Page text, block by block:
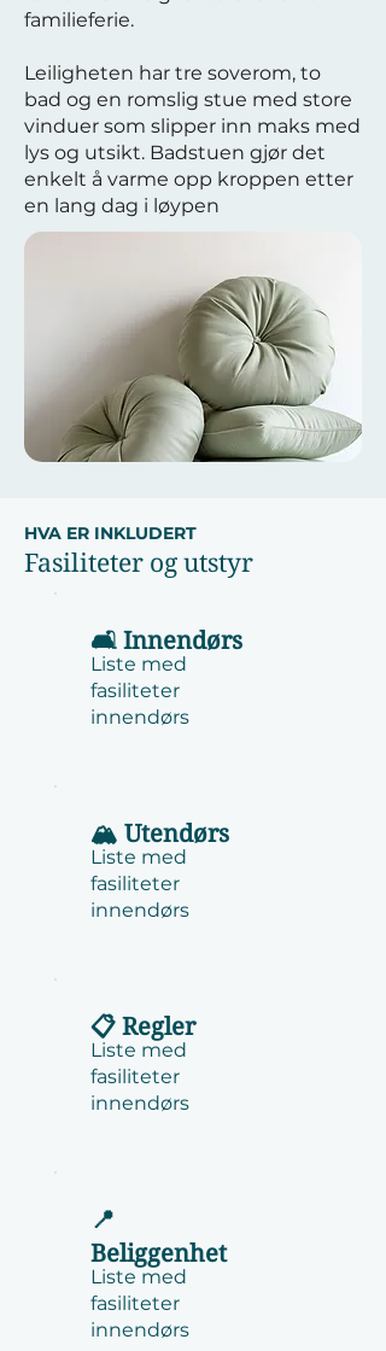
familieferie.
Leiligheten har tre soverom, to
bad og en romslig stue med store
vinduer som slipper inn maks med
lys og utsikt. Badstuen gjør det
enkelt å varme opp kroppen etter
en lang dag i løypen
HVA ER INKLUDERT
Fasiliteter og utstyr
🛋️ Innendørs
Liste med
fasiliteter
innendørs
🏔️ Utendørs
Liste med
fasiliteter
innendørs
📋 Regler
Liste med
fasiliteter
innendørs
📍
Beliggenhet
Liste med
fasiliteter
innendørs